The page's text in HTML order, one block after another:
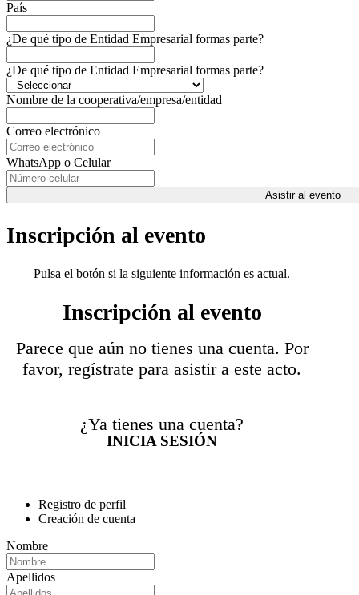
País
¿De qué tipo de Entidad Empresarial formas parte?
¿De qué tipo de Entidad Empresarial formas parte?
Nombre de la cooperativa/empresa/entidad
Correo electrónico
WhatsApp o Celular
Asistir al evento
Inscripción al evento
Pulsa el botón si la siguiente información es actual.
Inscripción al evento
Parece que aún no tienes una cuenta. Por
favor, regístrate para asistir a este acto.
¿Ya tienes una cuenta?
INICIA SESIÓN
Registro de perfil
Creación de cuenta
Nombre
Apellidos